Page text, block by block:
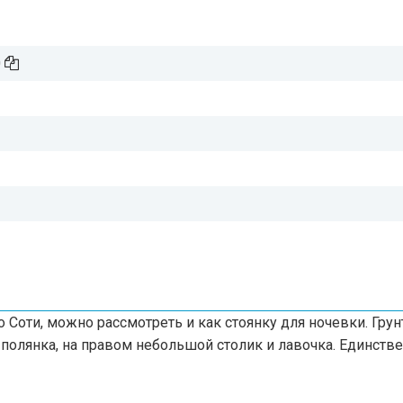
можно рассмотреть и как стоянку для ночевки.
на правом небольшой столик и лавочка.